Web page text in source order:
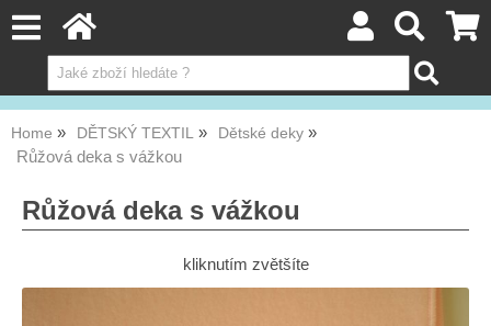
Home DĚTSKÝ TEXTIL Dětské deky
Růžová deka s vážkou
Růžová deka s vážkou
kliknutím zvětšíte